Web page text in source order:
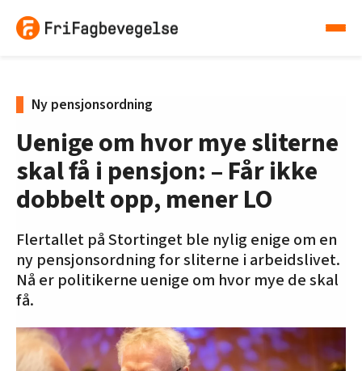
Ny pensjonsordning
Uenige om hvor mye sliterne
skal få i pensjon: – Får ikke
dobbelt opp, mener LO
Flertallet på Stortinget ble nylig enige om en
ny pensjonsordning for sliterne i arbeidslivet.
Nå er politikerne uenige om hvor mye de skal
få.